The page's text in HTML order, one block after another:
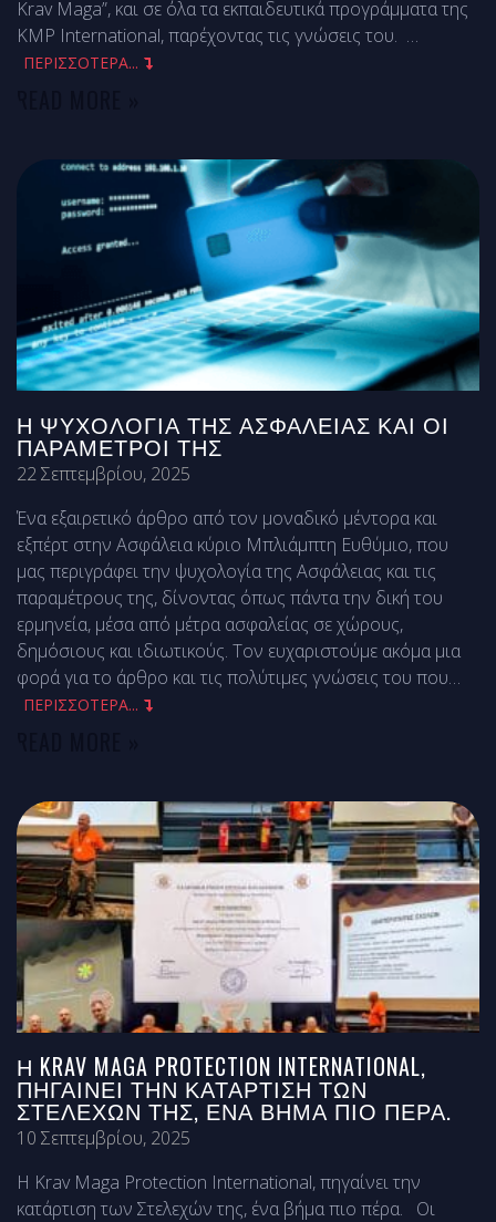
Krav Maga”, και σε όλα τα εκπαιδευτικά προγράμματα της
KMP International, παρέχοντας τις γνώσεις του. …
ΠΕΡΙΣΣΟΤΕΡΑ...
Η ΨΥΧΟΛΟΓΙΑ ΤΗΣ ΑΣΦΑΛΕΙΑΣ ΚΑΙ ΟΙ
ΠΑΡΑΜΕΤΡΟΙ ΤΗΣ
22 Σεπτεμβρίου, 2025
Ένα εξαιρετικό άρθρο από τον μοναδικό μέντορα και
εξπέρτ στην Ασφάλεια κύριο Μπλιάμπτη Ευθύμιο, που
μας περιγράφει την ψυχολογία της Ασφάλειας και τις
παραμέτρους της, δίνοντας όπως πάντα την δική του
ερμηνεία, μέσα από μέτρα ασφαλείας σε χώρους,
δημόσιους και ιδιωτικούς. Τον ευχαριστούμε ακόμα μια
φορά για το άρθρο και τις πολύτιμες γνώσεις του που…
ΠΕΡΙΣΣΟΤΕΡΑ...
Η KRAV MAGA PROTECTION INTERNATIONAL,
ΠΗΓΑΊΝΕΙ ΤΗΝ ΚΑΤΆΡΤΙΣΗ ΤΩΝ
ΣΤΕΛΕΧΏΝ ΤΗΣ, ΈΝΑ ΒΉΜΑ ΠΙΟ ΠΈΡΑ.
10 Σεπτεμβρίου, 2025
Η Krav Maga Protection International, πηγαίνει την
κατάρτιση των Στελεχών της, ένα βήμα πιο πέρα. Οι